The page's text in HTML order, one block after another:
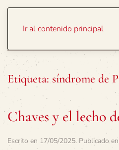
Ir al contenido principal
Etiqueta: síndrome de
Chaves y el lecho
Escrito en 17/05/2025. Publicado en